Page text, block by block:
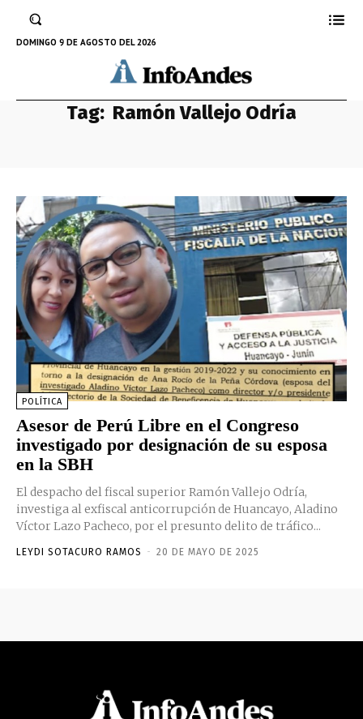
DOMINGO 9 DE AGOSTO DEL 2026
Tag: Ramón Vallejo Odría
POLÍTICA
Asesor de Perú Libre en el Congreso
investigado por designación de su esposa
en la SBH
El despacho del fiscal superior Ramón Vallejo Odría,
investiga al exfiscal anticorrupción de Huancayo, Aladino
Víctor Lazo Pacheco, por el presunto delito de tráfico...
LEYDI SOTACURO RAMOS - 20 DE MAYO DE 2025